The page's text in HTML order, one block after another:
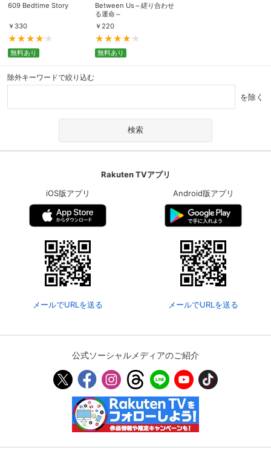
609 Bedtime Story
￥ 330
無料あり
Between Us～縒り合わせ
る運命～
￥ 220
無料あり
除外キーワードで絞り込む
を除く
Rakuten TVアプリ
iOS版アプリ
メールでURLを送る
Android版アプリ
メールでURLを送る
公式ソーシャルメディアのご紹介